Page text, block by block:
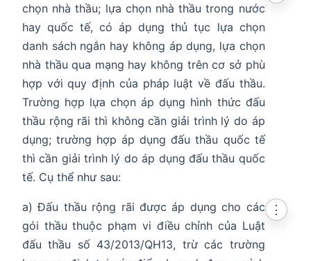
chọn nhà thầu; lựa chọn nhà thầu trong nước
hay quốc tế, có áp dụng thủ tục lựa chọn
danh sách ngắn hay không áp dụng, lựa chọn
nhà thầu qua mạng hay không trên cơ sở phù
hợp với quy định của pháp luật về đấu thầu.
Trường hợp lựa chọn áp dụng hình thức đấu
thầu rộng rãi thì không cần giải trình lý do áp
dụng; trường hợp áp dụng đấu thầu quốc tế
thì cần giải trình lý do áp dụng đấu thầu quốc
tế. Cụ thể như sau:
a) Đấu thầu rộng rãi được áp dụng cho các
gói thầu thuộc phạm vi điều chỉnh của Luật
đấu thầu số 43/2013/QH13, trừ các trường
⋮